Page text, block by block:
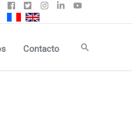
Contacto Buscar